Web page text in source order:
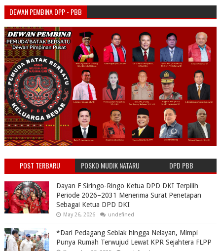
DEWAN PEMBINA DPP - PBB
POST TERBARU
POSKO MUDIK NATARU
DPD PBB
Dayan F Siringo-Ringo Ketua DPD DKI Terpilih
Periode 2026–2031 Menerima Surat Penetapan
Sebagai Ketua DPD DKI
May 26, 2026 undefined
*Dari Pedagang Seblak hingga Nelayan, Mimpi
Punya Rumah Terwujud Lewat KPR Sejahtera FLPP